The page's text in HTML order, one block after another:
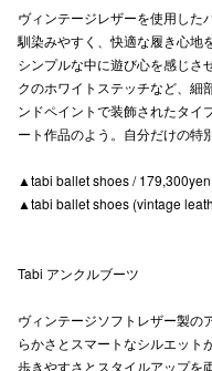
ヴィンテージレザーを使用した
馴染みやすく、快適な履き心地
シンプルな中に遊び心を感じさ
クのホワイトステッチなど、細
ンドペイントで装飾されたタイ
ート作品のよう。自分だけの特
▲tabi ballet shoes /
▲tabi ballet shoes (vintage
Tabi アンクルブーツ
ヴィンテージソフトレザー製の
らかさとスマートなシルエット
歩きやすさとスタイルアップを